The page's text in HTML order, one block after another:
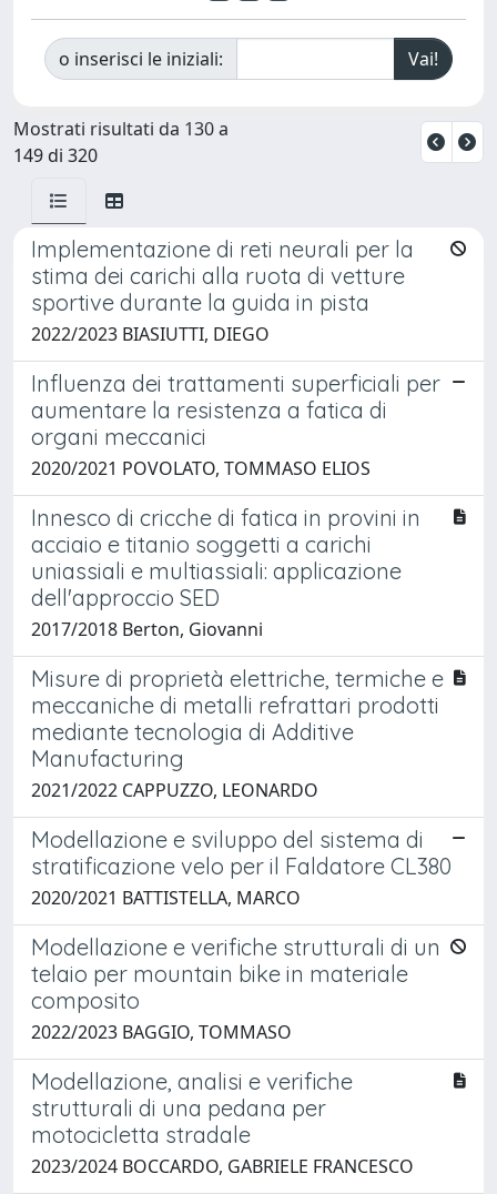
o inserisci le iniziali:
Mostrati risultati da 130 a
149 di 320
Implementazione di reti neurali per la
stima dei carichi alla ruota di vetture
sportive durante la guida in pista
2022/2023 BIASIUTTI, DIEGO
Influenza dei trattamenti superficiali per
aumentare la resistenza a fatica di
organi meccanici
2020/2021 POVOLATO, TOMMASO ELIOS
Innesco di cricche di fatica in provini in
acciaio e titanio soggetti a carichi
uniassiali e multiassiali: applicazione
dell'approccio SED
2017/2018 Berton, Giovanni
Misure di proprietà elettriche, termiche e
meccaniche di metalli refrattari prodotti
mediante tecnologia di Additive
Manufacturing
2021/2022 CAPPUZZO, LEONARDO
Modellazione e sviluppo del sistema di
stratificazione velo per il Faldatore CL380
2020/2021 BATTISTELLA, MARCO
Modellazione e verifiche strutturali di un
telaio per mountain bike in materiale
composito
2022/2023 BAGGIO, TOMMASO
Modellazione, analisi e verifiche
strutturali di una pedana per
motocicletta stradale
2023/2024 BOCCARDO, GABRIELE FRANCESCO